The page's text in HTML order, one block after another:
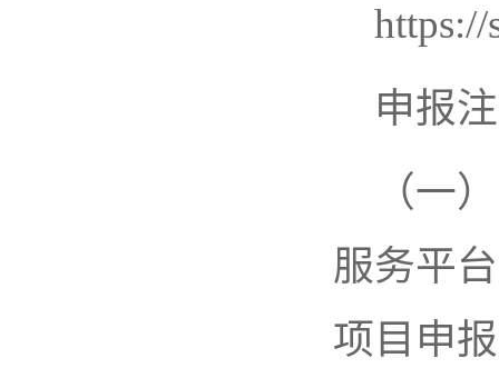
申报
（一
服务平
项目申